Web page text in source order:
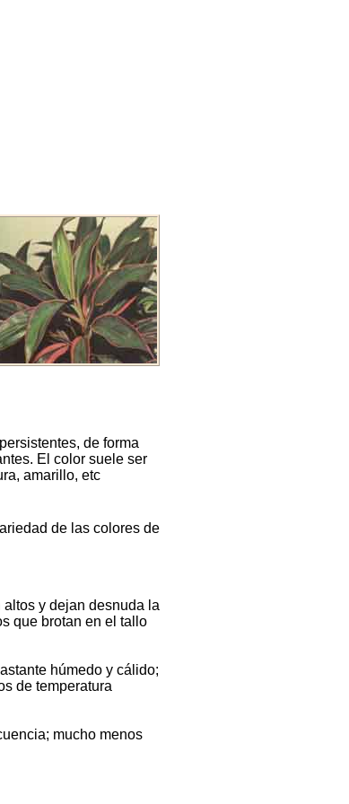
de forma
El color suele ser
amarillo, etc
de las colores de
y dejan desnuda la
que brotan en el tallo
húmedo y cálido;
de temperatura
mucho menos